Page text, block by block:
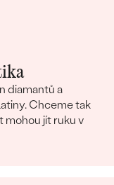
diamantů a
Chceme tak
mohou jít ruku v